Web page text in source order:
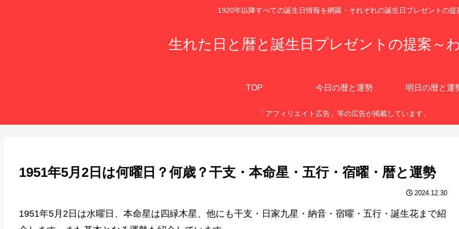
1920年以降すべての誕生日情報を網羅・それぞれの誕生日プレゼントの提
生れた日と暦と誕生日プレゼントの提案～
TOP 今日の暦と運勢 明日の暦と運
「アフィリエイト広告」等の広告が掲載しています。
1951年5月2日は何曜日？何歳？干支・本命星・五行・宿曜・暦と運勢
2024.12.30
1951年5月2日は水曜日、本命星は四緑木星、他にも干支・日家九星・納音・宿曜・五行・誕生花まで紹